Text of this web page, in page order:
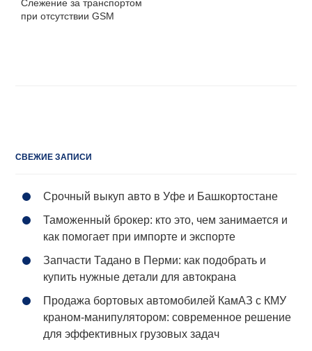
Слежение за транспортом
при отсутствии GSM
СВЕЖИЕ ЗАПИСИ
Срочный выкуп авто в Уфе и Башкортостане
Таможенный брокер: кто это, чем занимается и
как помогает при импорте и экспорте
Запчасти Тадано в Перми: как подобрать и
купить нужные детали для автокрана
Продажа бортовых автомобилей КамАЗ с КМУ
краном-манипулятором: современное решение
для эффективных грузовых задач